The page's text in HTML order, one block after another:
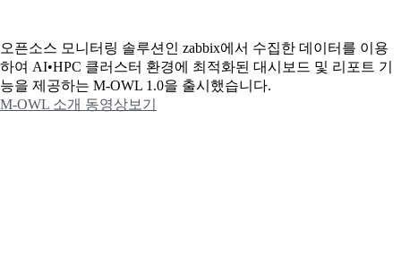
오픈소스 모니터링 솔루션인 zabbix에서 수집한 데이터를 이용
하여 AI•HPC 클러스터 환경에 최적화된 대시보드 및 리포트 기
능을 제공하는 M-OWL 1.0을 출시했습니다.
M-OWL 소개 동영상보기